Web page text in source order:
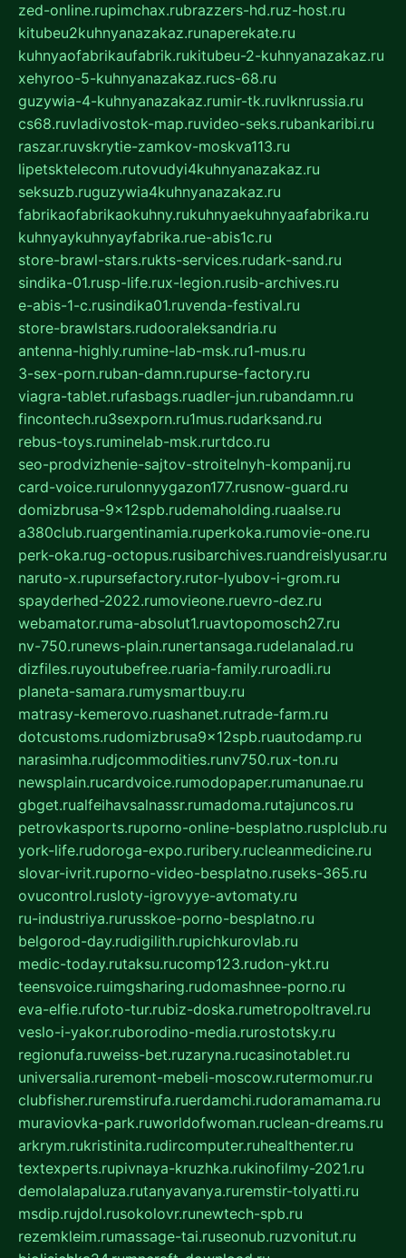
zed-online.rupimchax.rubrazzers-hd.ruz-host.ru
kitubeu2kuhnyanazakaz.runaperekate.ru
kuhnyaofabrikaufabrik.rukitubeu-2-kuhnyanazakaz.ru
xehyroo-5-kuhnyanazakaz.rucs-68.ru
guzywia-4-kuhnyanazakaz.rumir-tk.ruvlknrussia.ru
cs68.ruvladivostok-map.ruvideo-seks.rubankaribi.ru
raszar.ruvskrytie-zamkov-moskva113.ru
lipetsktelecom.rutovudyi4kuhnyanazakaz.ru
seksuzb.ruguzywia4kuhnyanazakaz.ru
fabrikaofabrikaokuhny.rukuhnyaekuhnyaafabrika.ru
kuhnyaykuhnyayfabrika.rue-abis1c.ru
store-brawl-stars.rukts-services.rudark-sand.ru
sindika-01.rusp-life.rux-legion.rusib-archives.ru
e-abis-1-c.rusindika01.ruvenda-festival.ru
store-brawlstars.rudooraleksandria.ru
antenna-highly.rumine-lab-msk.ru1-mus.ru
3-sex-porn.ruban-damn.rupurse-factory.ru
viagra-tablet.rufasbags.ruadler-jun.rubandamn.ru
fincontech.ru3sexporn.ru1mus.rudarksand.ru
rebus-toys.ruminelab-msk.rurtdco.ru
seo-prodvizhenie-sajtov-stroitelnyh-kompanij.ru
card-voice.rurulonnyygazon177.rusnow-guard.ru
domizbrusa-9x12spb.rudemaholding.ruaalse.ru
a380club.ruargentinamia.ruperkoka.rumovie-one.ru
perk-oka.rug-octopus.rusibarchives.ruandreislyusar.ru
naruto-x.rupursefactory.rutor-lyubov-i-grom.ru
spayderhed-2022.rumovieone.ruevro-dez.ru
webamator.ruma-absolut1.ruavtopomosch27.ru
nv-750.runews-plain.runertansaga.rudelanalad.ru
dizfiles.ruyoutubefree.ruaria-family.ruroadli.ru
planeta-samara.rumysmartbuy.ru
matrasy-kemerovo.ruashanet.rutrade-farm.ru
dotcustoms.rudomizbrusa9x12spb.ruautodamp.ru
narasimha.rudjcommodities.runv750.rux-ton.ru
newsplain.rucardvoice.rumodopaper.rumanunae.ru
gbget.rualfeihavsalnassr.rumadoma.rutajuncos.ru
petrovkasports.ruporno-online-besplatno.rusplclub.ru
york-life.rudoroga-expo.ruribery.rucleanmedicine.ru
slovar-ivrit.ruporno-video-besplatno.ruseks-365.ru
ovucontrol.rusloty-igrovyye-avtomaty.ru
ru-industriya.rurusskoe-porno-besplatno.ru
belgorod-day.rudigilith.rupichkurovlab.ru
medic-today.rutaksu.rucomp123.rudon-ykt.ru
teensvoice.ruimgsharing.rudomashnee-porno.ru
eva-elfie.rufoto-tur.rubiz-doska.rumetropoltravel.ru
veslo-i-yakor.ruborodino-media.rurostotsky.ru
regionufa.ruweiss-bet.ruzaryna.rucasinotablet.ru
universalia.ruremont-mebeli-moscow.rutermomur.ru
clubfisher.ruremstirufa.ruerdamchi.rudoramamama.ru
muraviovka-park.ruworldofwoman.ruclean-dreams.ru
arkrym.rukristinita.rudircomputer.ruhealthenter.ru
textexperts.rupivnaya-kruzhka.rukinofilmy-2021.ru
demolalapaluza.rutanyavanya.ruremstir-tolyatti.ru
msdip.rujdol.rusokolovr.runewtech-spb.ru
rezemkleim.rumassage-tai.ruseonub.ruzvonitut.ru